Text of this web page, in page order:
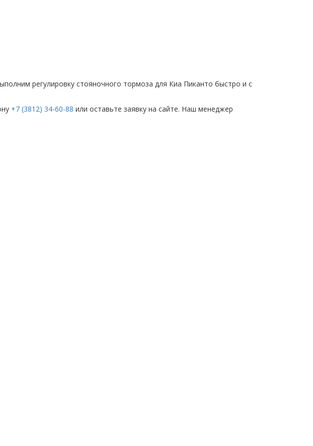
регулировку стояночного тормоза для Киа Пиканто быстро и с
+7 (3812) 34-60-88 или оставьте заявку на сайте. Наш менеджер